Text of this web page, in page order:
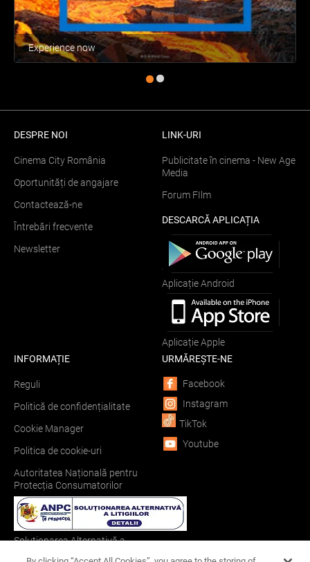
Experience now
DESPRE NOI
Cinema City România
Oportunități de angajare
Contactează-ne
Întrebări frecvente
Newsletter
LINK-URI
Publicitate în cinema - New Age
Media
Forum FIlm
DESCARCĂ APLICAȚIA
Aplicație Android
Aplicație Apple
INFORMAȚIE
Reguli
Politică de confidențialitate
Cookie Manager
Politica de cookie-uri
Autoritatea Națională pentru
Protecția Consumatorilor
Soluționarea Alternativă a
URMĂREȘTE-NE
Facebook
Instagram
TikTok
Youtube